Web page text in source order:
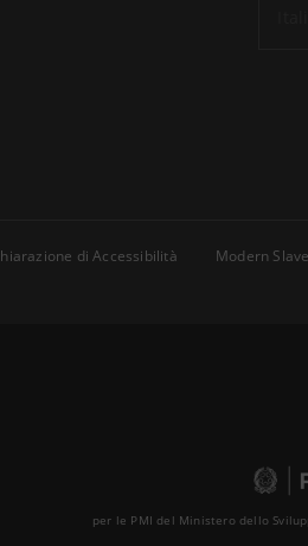
di Accessibilità
Modern
per le PMI del Ministero dello